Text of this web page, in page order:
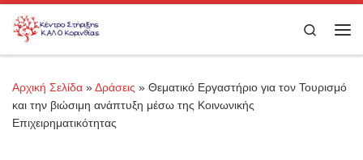
Μετάβαση στο περιεχόμενο
Search
Αρχική Σελίδα »Δράσεις » Θεματικό Εργαστήριο για τον Τουρισμό
και την βιώσιμη ανάπτυξη μέσω της Κοινωνικής
Επιχειρηματικότητας